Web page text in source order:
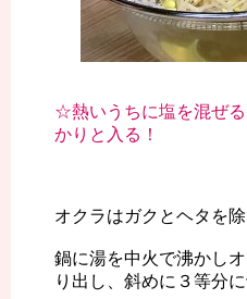
☆熱いうちに塩を混ぜ
かりと入る！
オクラはガクとヘタを除
鍋に湯を中火で沸かし
り出し、斜めに３等分に